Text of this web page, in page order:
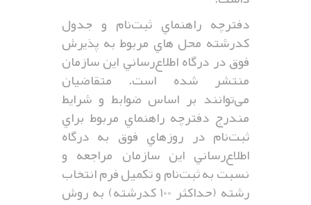
دفترچه راهنماي ثبت‌نام و جدول
كدرشته محل هاي مربوط به پذيرش
فوق در درگاه اطلاع‌رساني اين سازمان
منتشر شده است. متقاضيان
می‌توانند بر اساس ضوابط و شرايط
مندرج دفترچه راهنماي مربوط براي
ثبت‌نام در روزهاي فوق به درگاه
اطلاع‌رساني اين سازمان مراجعه و
نسبت به ثبت‌نام و تكميل فرم انتخاب
رشته (حداكثر 100 كدرشته) به روش